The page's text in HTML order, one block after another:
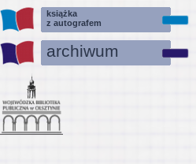
książka
z autografem
archiwum